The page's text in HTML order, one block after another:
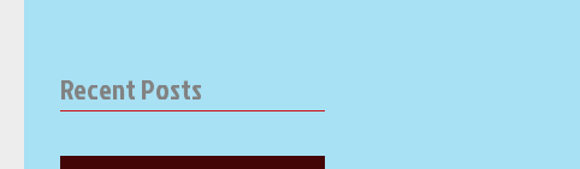
Recent Posts